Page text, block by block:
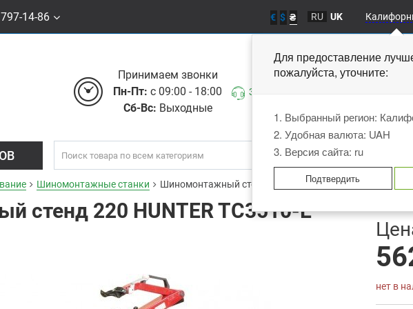
14-86 € $ ₴ RU UK
Для предоставление
пожалуйста, уточните:
1. Выбранный регион:
2. Удобная валюта: UAH
3. Версия сайта: ru
Подтвердить
Принимаем звонки
Пн-Пт: с 09:00 - 18:00
Сб-Вс: Выходные
Заказать звонок
Шиномонтажные станки Шиномонтажный стенд 220 HUNTER TC3510-E
стенд 220 HUNTER TC3510-E
нет в